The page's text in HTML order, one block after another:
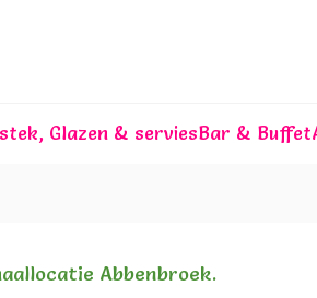
Glazen & serviesBar & Buffet
Abbenbroek.